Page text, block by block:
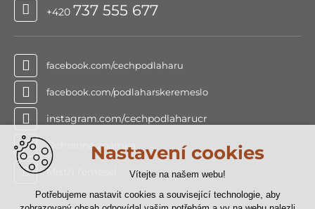
+420 737 555 677
facebook.com/cechpodlaharu
facebook.com/podlaharskeremeslo
instagram.com/cechpodlaharucr
Ochranná známka
Mistři řemesel
Nastavení cookies
Vítejte na našem webu!
Potřebujeme nastavit cookies a související technologie, aby